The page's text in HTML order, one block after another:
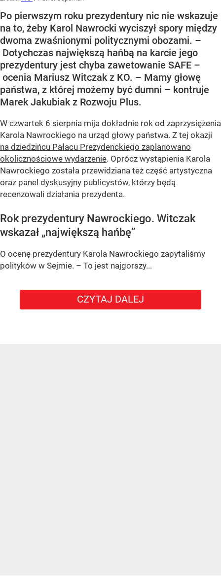
Po pierwszym roku prezydentury nic nie wskazuje
na to, żeby Karol Nawrocki wyciszył spory między
dwoma zwaśnionymi politycznymi obozami. –
Dotychczas największą hańbą na karcie jego
prezydentury jest chyba zawetowanie SAFE –
ocenia Mariusz Witczak z KO. – Mamy głowę
państwa, z której możemy być dumni – kontruje
Marek Jakubiak z Rozwoju Plus.
W czwartek 6 sierpnia mija dokładnie rok od zaprzysiężenia
Karola Nawrockiego na urząd głowy państwa. Z tej okazji
na dziedzińcu Pałacu Prezydenckiego zaplanowano
okolicznościowe wydarzenie. Oprócz wystąpienia Karola
Nawrockiego została przewidziana też część artystyczna
oraz panel dyskusyjny publicystów, którzy będą
recenzowali działania prezydenta.
Rok prezydentury Nawrockiego. Witczak
wskazał „największą hańbę”
O ocenę prezydentury Karola Nawrockiego zapytaliśmy
polityków w Sejmie. – To jest najgorszy...
CZYTAJ DALEJ